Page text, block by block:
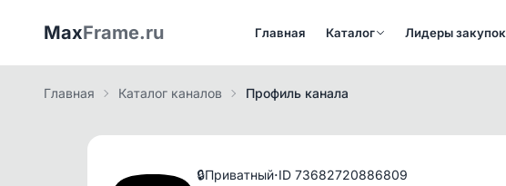
MaxFrame.ru Главная Каталог Лидеры закупок
Главная Каталог каналов Профиль канала
🔒Приватный·ID 73682720886809